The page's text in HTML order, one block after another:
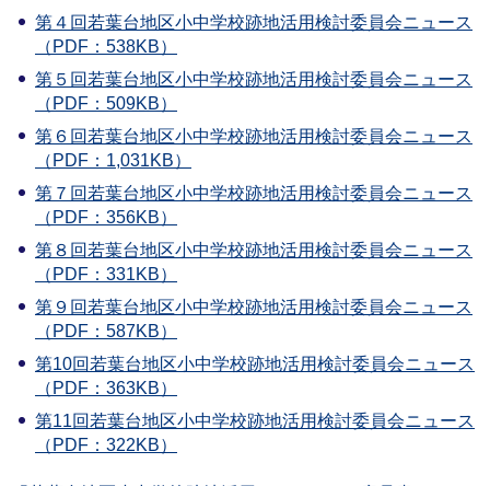
第４回若葉台地区小中学校跡地活用検討委員会ニュース
（PDF：538KB）
第５回若葉台地区小中学校跡地活用検討委員会ニュース
（PDF：509KB）
第６回若葉台地区小中学校跡地活用検討委員会ニュース
（PDF：1,031KB）
第７回若葉台地区小中学校跡地活用検討委員会ニュース
（PDF：356KB）
第８回若葉台地区小中学校跡地活用検討委員会ニュース
（PDF：331KB）
第９回若葉台地区小中学校跡地活用検討委員会ニュース
（PDF：587KB）
第10回若葉台地区小中学校跡地活用検討委員会ニュース
（PDF：363KB）
第11回若葉台地区小中学校跡地活用検討委員会ニュース
（PDF：322KB）